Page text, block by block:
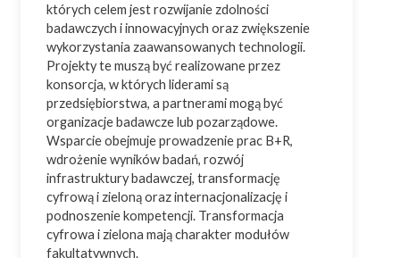
których celem jest rozwijanie zdolności
badawczych i innowacyjnych oraz zwiększenie
wykorzystania zaawansowanych technologii.
Projekty te muszą być realizowane przez
konsorcja, w których liderami są
przedsiębiorstwa, a partnerami mogą być
organizacje badawcze lub pozarządowe.
Wsparcie obejmuje prowadzenie prac B+R,
wdrożenie wyników badań, rozwój
infrastruktury badawczej, transformację
cyfrową i zieloną oraz internacjonalizację i
podnoszenie kompetencji. Transformacja
cyfrowa i zielona mają charakter modułów
fakultatywnych.